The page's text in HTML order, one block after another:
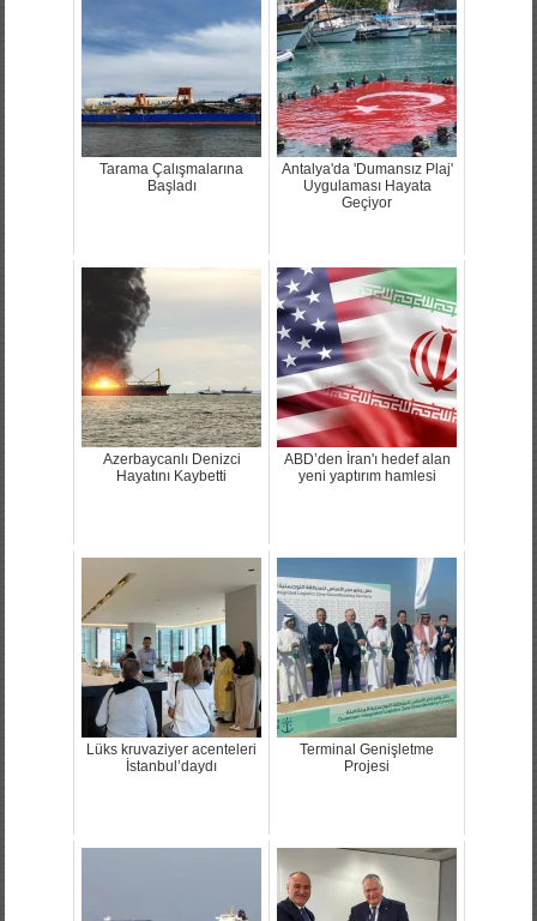
Tarama Çalışmalarına
Başladı
Antalya'da 'Dumansız Plaj'
Uygulaması Hayata
Geçiyor
Azerbaycanlı Denizci
Hayatını Kaybetti
ABD’den İran'ı hedef alan
yeni yaptırım hamlesi
Lüks kruvaziyer acenteleri
İstanbul’daydı
Terminal Genişletme
Projesi